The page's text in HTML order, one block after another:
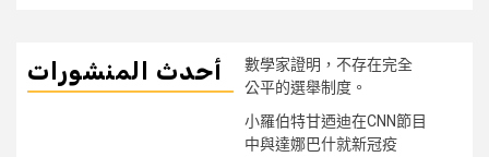
أحدث المنشورات
數學家證明，不存在完全
公平的選舉制度。
小羅伯特甘迺迪在CNN節目
中與達娜巴什就新冠疫